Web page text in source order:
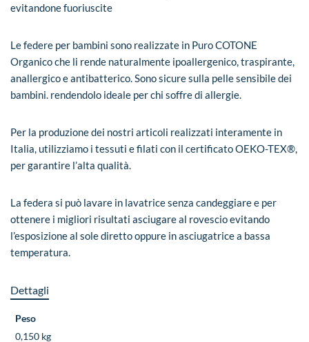
evitandone fuoriuscite
Le federe per bambini sono realizzate in Puro COTONE
Organico che li rende naturalmente ipoallergenico, traspirante,
anallergico e antibatterico. Sono sicure sulla pelle sensibile dei
bambini. rendendolo ideale per chi soffre di allergie.
Per la produzione dei nostri articoli realizzati interamente in
Italia, utilizziamo i tessuti e filati con il certificato OEKO-TEX®,
per garantire l’alta qualità.
La federa si può lavare in lavatrice senza candeggiare e per
ottenere i migliori risultati asciugare al rovescio evitando
l’esposizione al sole diretto oppure in asciugatrice a bassa
temperatura.
Dettagli
Peso
0,150 kg